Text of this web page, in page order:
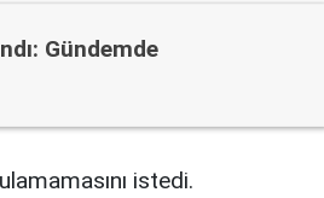
Gündemde
istedi.